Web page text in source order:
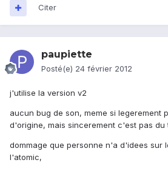
Citer
paupiette
Posté(e) 24 février 2012
j'utilise la version v2
aucun bug de son, meme si legerement
d'origine, mais sincerement c'est pas du
dommage que personne n'a d'idees sur
l'atomic,